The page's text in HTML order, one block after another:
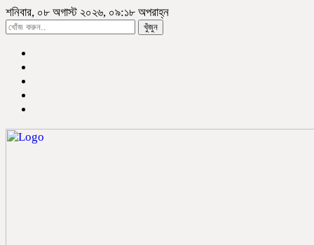
শনিবার, ০৮ অগাস্ট ২০২৬, ০৯:১৮ অপরাহ্ন
খুঁজুন